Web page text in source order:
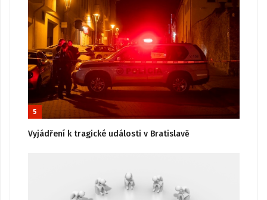
5
Vyjádření k tragické události v Bratislavě